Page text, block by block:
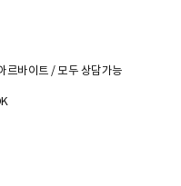
르바이트 / 모두 상담가능